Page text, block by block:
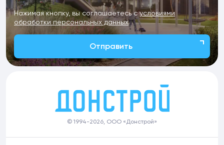
Нажимая кнопку, вы соглашаетесь сусловиями
обработки персональных данных
Отправить
© 1994-2026, ООО «Донстрой»